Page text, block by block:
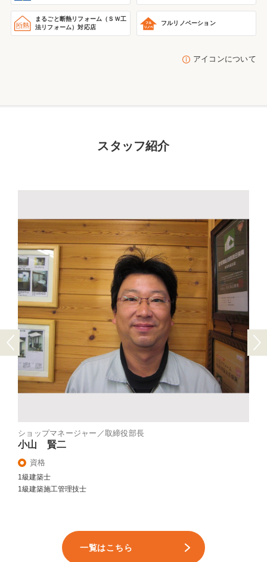
まるごと断熱リフォーム
（ＳＷ工
法リフォーム）対応店
フルリノベーション
アイコンについて
スタッフ紹介
Previous
ショップマネージャー／取締役部長
小山 賢二
資格
1級建築士
1級建築施工管理技士
Next
一覧はこちら